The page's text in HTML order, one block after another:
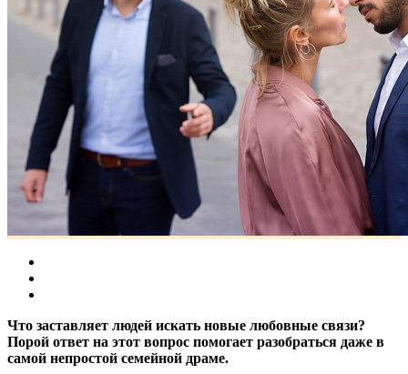
Что заставляет людей искать новые любовные связи?
Порой ответ на этот вопрос помогает разобраться даже в
самой непростой семейной драме.